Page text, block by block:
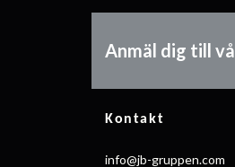
Anmäl dig till
Kontakt
info@jb-gruppen.com